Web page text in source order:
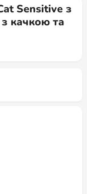
Sensitive з
качкою та